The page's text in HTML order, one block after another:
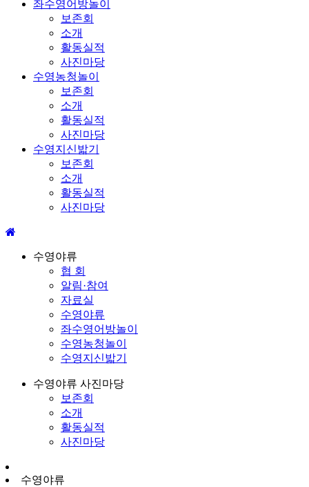
좌수영어방놀이
보존회
소개
활동실적
사진마당
수영농청놀이
보존회
소개
활동실적
사진마당
수영지신밟기
보존회
소개
활동실적
사진마당
수영야류
협 회
알림·참여
자료실
수영야류
좌수영어방놀이
수영농청놀이
수영지신밟기
수영야류 사진마당
보존회
소개
활동실적
사진마당
수영야류